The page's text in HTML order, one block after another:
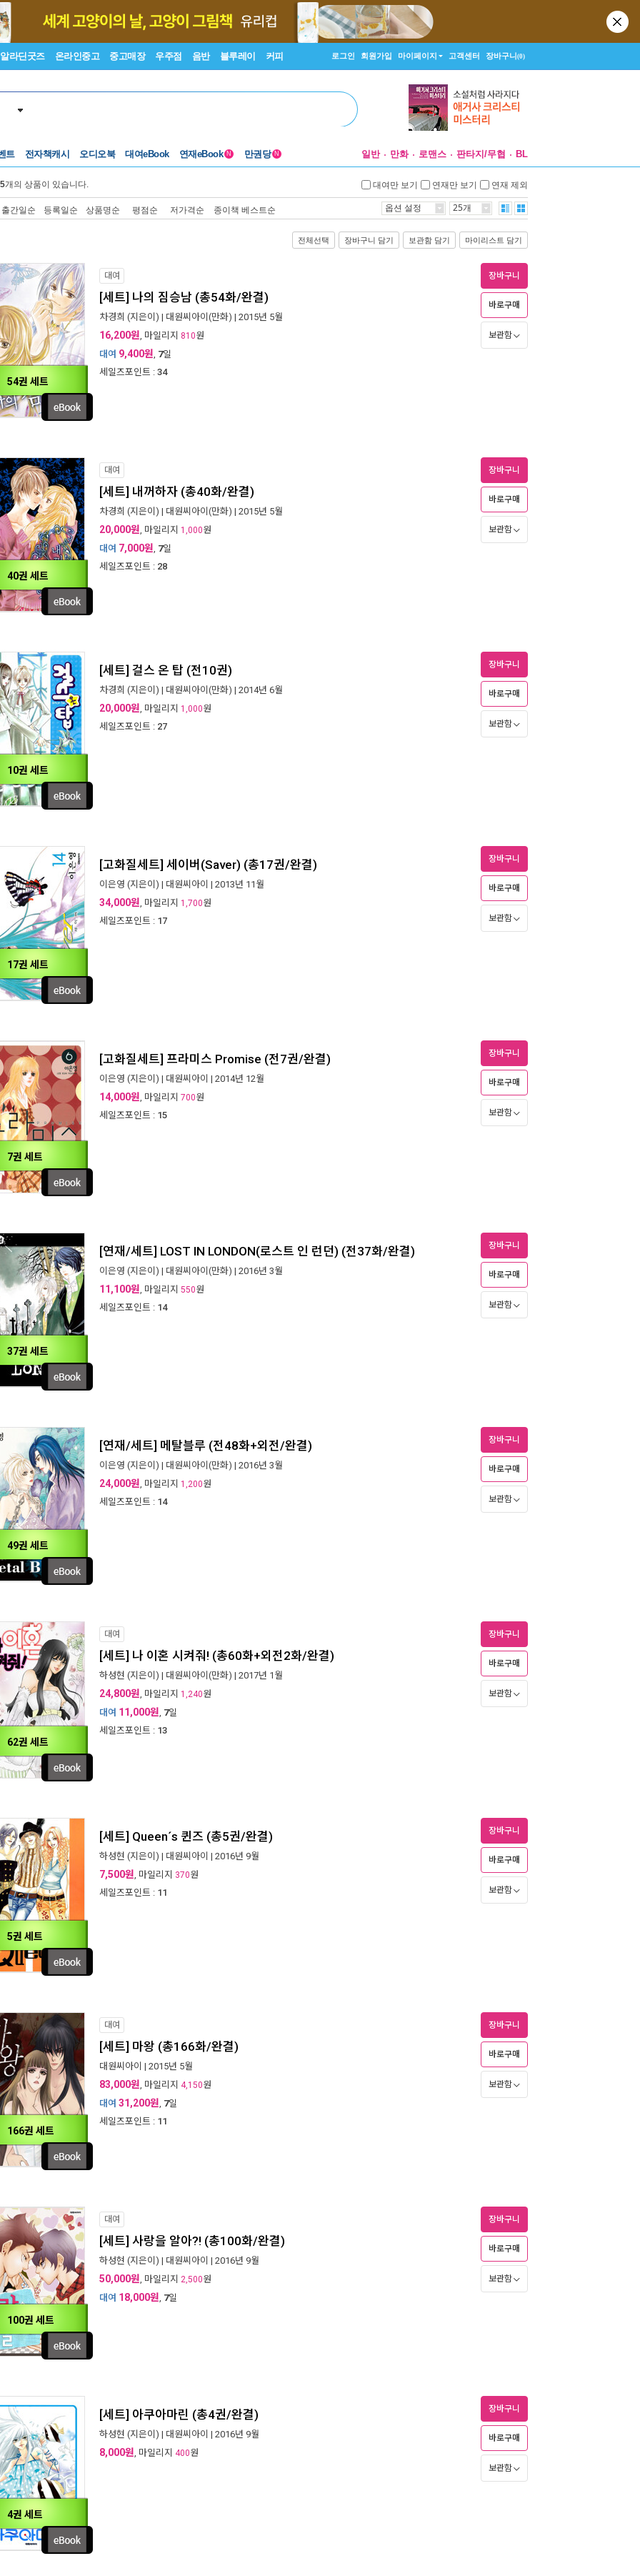
알라딘굿즈 온라인중고 중고매장 우주점 음반 블루레이 커피 로그인 회원가입 마이페이지 고객센터 장바구니(0)
트 전자책캐시 오디오북 대여eBook 연재eBook N 만권당 N 일반 만화 로맨스 판타지/무협 BL
개의 상품이 있습니다. 대여만 보기 연재만 보기 연재 제외
출간일순 등록일순 상품명순 평점순 저가격순 종이책 베스트순 옵션 설정 25개
전체선택 장바구니 담기 보관함 담기 마이리스트 담기
54권 세트
대여
[세트] 나의 짐승남 (총54화/완결)
차경희 (지은이) | 대원씨아이(만화) | 2015년 5월
16,200원, 마일리지 810원
대여 9,400원, 7일
세일즈포인트 : 34
장바구니
바로구매
보관함
40권 세트
대여
[세트] 내꺼하자 (총40화/완결)
차경희 (지은이) | 대원씨아이(만화) | 2015년 5월
20,000원, 마일리지 1,000원
대여 7,000원, 7일
세일즈포인트 : 28
장바구니
바로구매
보관함
10권 세트
[세트] 걸스 온 탑 (전10권)
차경희 (지은이) | 대원씨아이(만화) | 2014년 6월
20,000원, 마일리지 1,000원
세일즈포인트 : 27
장바구니
바로구매
보관함
17권 세트
[고화질세트] 세이버(Saver) (총17권/완결)
이은영 (지은이) | 대원씨아이 | 2013년 11월
34,000원, 마일리지 1,700원
세일즈포인트 : 17
장바구니
바로구매
보관함
7권 세트
[고화질세트] 프라미스 Promise (전7권/완결)
이은영 (지은이) | 대원씨아이 | 2014년 12월
14,000원, 마일리지 700원
세일즈포인트 : 15
장바구니
바로구매
보관함
37권 세트
[연재/세트] LOST IN LONDON(로스트 인 런던) (전37화/완결)
이은영 (지은이) | 대원씨아이(만화) | 2016년 3월
11,100원, 마일리지 550원
세일즈포인트 : 14
장바구니
바로구매
보관함
49권 세트
[연재/세트] 메탈블루 (전48화+외전/완결)
이은영 (지은이) | 대원씨아이(만화) | 2016년 3월
24,000원, 마일리지 1,200원
세일즈포인트 : 14
장바구니
바로구매
보관함
62권 세트
대여
[세트] 나 이혼 시켜줘! (총60화+외전2화/완결)
하성현 (지은이) | 대원씨아이(만화) | 2017년 1월
24,800원, 마일리지 1,240원
대여 11,000원, 7일
세일즈포인트 : 13
장바구니
바로구매
보관함
5권 세트
[세트] Queen´s 퀸즈 (총5권/완결)
하성현 (지은이) | 대원씨아이 | 2016년 9월
7,500원, 마일리지 370원
세일즈포인트 : 11
장바구니
바로구매
보관함
166권 세트
대여
[세트] 마왕 (총166화/완결)
대원씨아이 | 2015년 5월
83,000원, 마일리지 4,150원
대여 31,200원, 7일
세일즈포인트 : 11
장바구니
바로구매
보관함
100권 세트
대여
[세트] 사랑을 알아?! (총100화/완결)
하성현 (지은이) | 대원씨아이 | 2016년 9월
50,000원, 마일리지 2,500원
대여 18,000원, 7일
장바구니
바로구매
보관함
4권 세트
[세트] 아쿠아마린 (총4권/완결)
하성현 (지은이) | 대원씨아이 | 2016년 9월
8,000원, 마일리지 400원
장바구니
바로구매
보관함